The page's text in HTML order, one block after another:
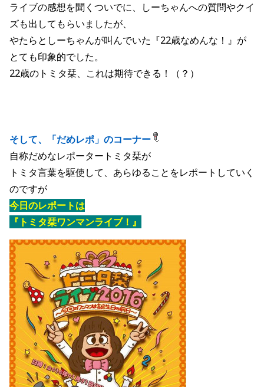
ライブの感想を聞くついでに、しーちゃんへの質問やクイ
ズも出してもらいましたが、
やたらとしーちゃんが叫んでいた『22歳なめんな！』が
とても印象的でした。
22歳のトミタ栞、これは期待できる！（？）
そして、「だめレポ」のコーナー
自称だめなレポータートミタ栞が
トミタ言葉を駆使して、あらゆることをレポートしていく
のですが
今日のレポートは
『トミタ栞ワンマンライブ！』